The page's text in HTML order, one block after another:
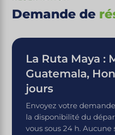
Demande de
La Ruta Maya :
Guatemala,
jours
Envoyez votre
la disponibilité du
vous sous 24 h.